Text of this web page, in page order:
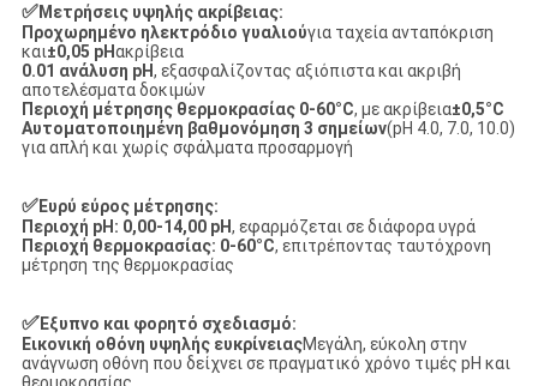
✅Μετρήσεις υψηλής ακρίβειας:
Προχωρημένο ηλεκτρόδιο γυαλιούγια ταχεία ανταπόκριση
και±0,05 pHακρίβεια
0.01 ανάλυση pH, εξασφαλίζοντας αξιόπιστα και ακριβή
αποτελέσματα δοκιμών
Περιοχή μέτρησης θερμοκρασίας 0-60°C, με ακρίβεια±0,5°C
Αυτοματοποιημένη βαθμονόμηση 3 σημείων(pH 4.0, 7.0, 10.0)
για απλή και χωρίς σφάλματα προσαρμογή
✅Ευρύ εύρος μέτρησης:
Περιοχή pH: 0,00-14,00 pH, εφαρμόζεται σε διάφορα υγρά
Περιοχή θερμοκρασίας: 0-60°C, επιτρέποντας ταυτόχρονη
μέτρηση της θερμοκρασίας
✅Έξυπνο και φορητό σχεδιασμό:
Εικονική οθόνη υψηλής ευκρίνειαςΜεγάλη, εύκολη στην
ανάγνωση οθόνη που δείχνει σε πραγματικό χρόνο τιμές pH και